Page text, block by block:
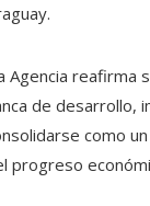
Agencia reafirma
de desarrollo,
como un
progreso